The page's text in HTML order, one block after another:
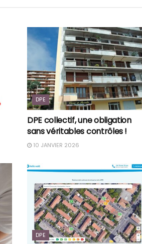
DPE
DPE collectif, une obligation
sans véritables contrôles !
10 JANVIER 2026
DPE